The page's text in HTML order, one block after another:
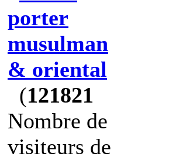
porter
musulman
& oriental
(121821
Nombre de
visiteurs de